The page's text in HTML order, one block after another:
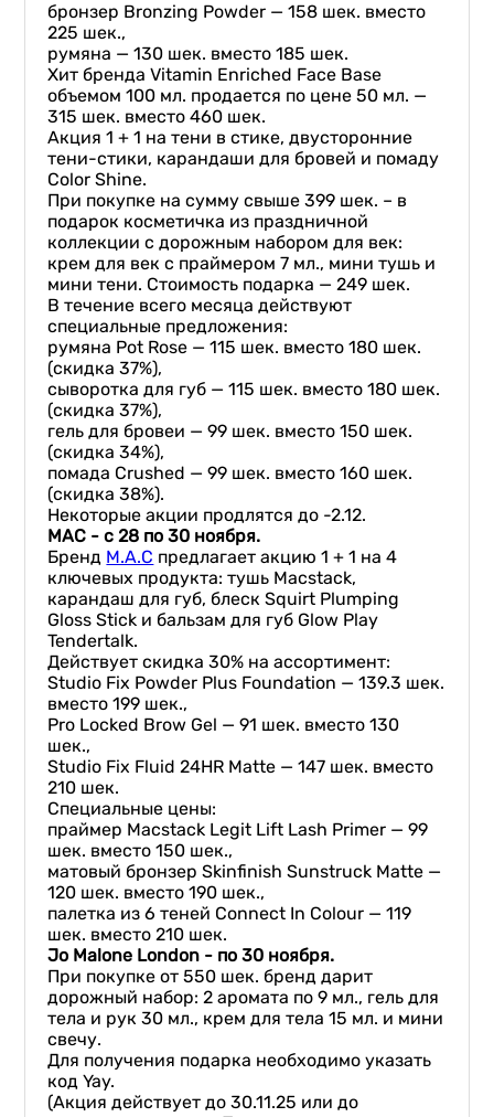
бронзер Bronzing Powder — 158 шек. вместо
225 шек.,
румяна — 130 шек. вместо 185 шек.
Хит бренда Vitamin Enriched Face Base
объемом 100 мл. продается по цене 50 мл. —
315 шек. вместо 460 шек.
Акция 1 + 1 на тени в стике, двусторонние
тени-стики, карандаши для бровей и помаду
Color Shine.
При покупке на сумму свыше 399 шек. – в
подарок косметичка из праздничной
коллекции с дорожным набором для век:
крем для век с праймером 7 мл., мини тушь и
мини тени. Стоимость подарка — 249 шек.
В течение всего месяца действуют
специальные предложения:
румяна Pot Rose — 115 шек. вместо 180 шек.
(скидка 37%),
сыворотка для губ — 115 шек. вместо 180 шек.
(скидка 37%),
гель для бровеи — 99 шек. вместо 150 шек.
(скидка 34%),
помада Crushed — 99 шек. вместо 160 шек.
(скидка 38%).
Некоторые акции продлятся до -2.12.
MAC - с 28 по 30 ноября.
Бренд M.A.C предлагает акцию 1 + 1 на 4
ключевых продукта: тушь Macstack,
карандаш для губ, блеск Squirt Plumping
Gloss Stick и бальзам для губ Glow Play
Tendertalk.
Действует скидка 30% на ассортимент:
Studio Fix Powder Plus Foundation — 139.3 шек.
вместо 199 шек.,
Pro Locked Brow Gel — 91 шек. вместо 130
шек.,
Studio Fix Fluid 24HR Matte — 147 шек. вместо
210 шек.
Специальные цены:
праймер Macstack Legit Lift Lash Primer — 99
шек. вместо 150 шек.,
матовый бронзер Skinfinish Sunstruck Matte —
120 шек. вместо 190 шек.,
палетка из 6 теней Connect In Colour — 119
шек. вместо 210 шек.
Jo Malone London - по 30 ноября.
При покупке от 550 шек. бренд дарит
дорожный набор: 2 аромата по 9 мл., гель для
тела и рук 30 мл., крем для тела 15 мл. и мини
свечу.
Для получения подарка необходимо указать
код Yay.
(Акция действует до 30.11.25 или до